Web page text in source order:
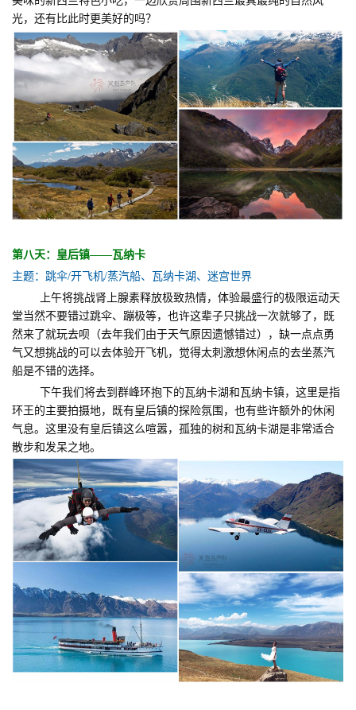
光，还有比此时更美好的吗？
第八天：皇后镇——瓦纳卡
主题：跳伞/开飞机/蒸汽船、瓦纳卡湖、迷宫世界
上午将挑战肾上腺素释放极致热情，体验最盛行的极限运动天
堂当然不要错过跳伞、蹦极等，也许这辈子只挑战一次就够了，既
然来了就玩去呗（去年我们由于天气原因遗憾错过），缺一点点勇
气又想挑战的可以去体验开飞机，觉得太刺激想休闲点的去坐蒸汽
船是不错的选择。
下午我们将去到群峰环抱下的瓦纳卡湖和瓦纳卡镇，这里是指
环王的主要拍摄地，既有皇后镇的探险氛围，也有些许额外的休闲
气息。这里没有皇后镇这么喧嚣，孤独的树和瓦纳卡湖是非常适合
散步和发呆之地。